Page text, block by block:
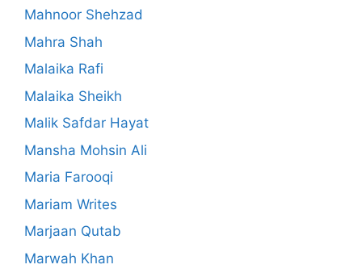
Mahnoor Shehzad
Mahra Shah
Malaika Rafi
Malaika Sheikh
Malik Safdar Hayat
Mansha Mohsin Ali
Maria Farooqi
Mariam Writes
Marjaan Qutab
Marwah Khan